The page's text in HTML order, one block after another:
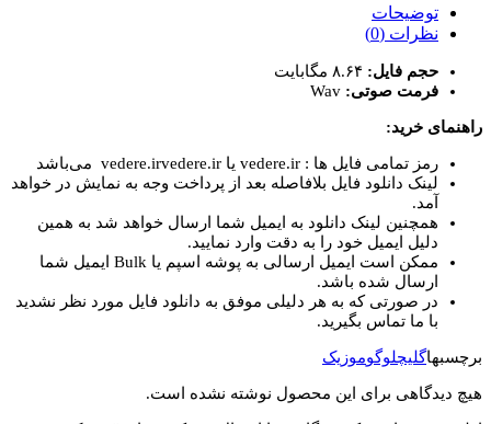
توضیحات
نظرات (0)
حجم فایل:
فرمت صوتی:
راهنمای خرید:
رمز تمامی فایل ها : vedere.ir یا vedere.irvedere.ir می‌باشد
لینک دانلود فایل بلافاصله بعد از پرداخت وجه به نمایش در خواهد
آمد.
همچنین لینک دانلود به ایمیل شما ارسال خواهد شد به همین
دلیل ایمیل خود را به دقت وارد نمایید.
ممکن است ایمیل ارسالی به پوشه اسپم یا Bulk ایمیل شما
ارسال شده باشد.
در صورتی که به هر دلیلی موفق به دانلود فایل مورد نظر نشدید
با ما تماس بگیرید.
برچسبهاگلیچلوگوموزیک
هیچ دیدگاهی برای این محصول نوشته نشده است.